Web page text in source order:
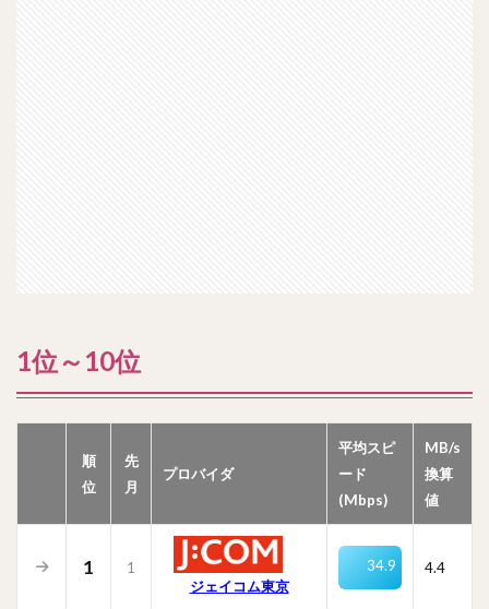
1位～10位
順
位
先
月
プロバイダ
平均スピ
ード
(Mbps)
MB/s
換算
値
1
1
ジェイコム東京
34.9 4.4